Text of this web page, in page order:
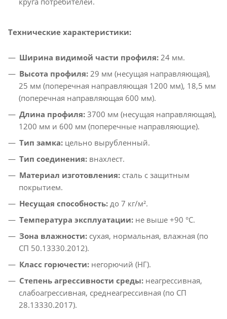
Технические характеристики:
Ширина видимой части профиля: 24 мм.​
Высота профиля: 29 мм (несущая направляющая),
25 мм (поперечная направляющая 1200 мм), 18,5 мм
(поперечная направляющая 600 мм).​
Длина профиля: 3700 мм (несущая направляющая),
1200 мм и 600 мм (поперечные направляющие).​
Тип замка: цельно вырубленный.​
Тип соединения: внахлест.​
Материал изготовления: сталь с защитным
покрытием.​
Несущая способность: до 7 кг/м².​
Температура эксплуатации: не выше +90 °C.​
Зона влажности: сухая, нормальная, влажная (по
СП 50.13330.2012).​
Класс горючести: негорючий (НГ).​
Степень агрессивности среды: неагрессивная,
слабоагрессивная, среднеагрессивная (по СП
28.13330.2017).​